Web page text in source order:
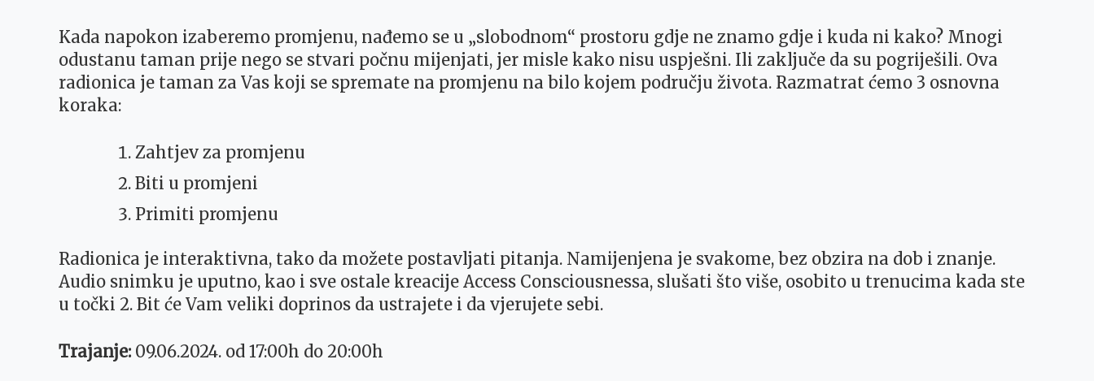
Kada napokon izaberemo promjenu, nađemo se u „slobodnom“ prostoru gdje ne znamo gdje i kuda ni kako? Mnogi
odustanu taman prije nego se stvari počnu mijenjati, jer misle kako nisu uspješni. Ili zaključe da su pogriješili. Ova
radionica je taman za Vas koji se spremate na promjenu na bilo kojem području života. Razmatrat ćemo 3 osnovna
koraka:
Zahtjev za promjenu
Biti u promjeni
Primiti promjenu
Radionica je interaktivna, tako da možete postavljati pitanja. Namijenjena je svakome, bez obzira na dob i znanje.
Audio snimku je uputno, kao i sve ostale kreacije Access Consciousnessa, slušati što više, osobito u trenucima kada ste
u točki 2. Bit će Vam veliki doprinos da ustrajete i da vjerujete sebi.
Trajanje: 09.06.2024. od 17:00h do 20:00h